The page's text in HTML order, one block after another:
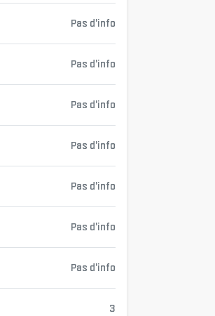
Pas d'info
Pas d'info
Pas d'info
Pas d'info
Pas d'info
Pas d'info
Pas d'info
3